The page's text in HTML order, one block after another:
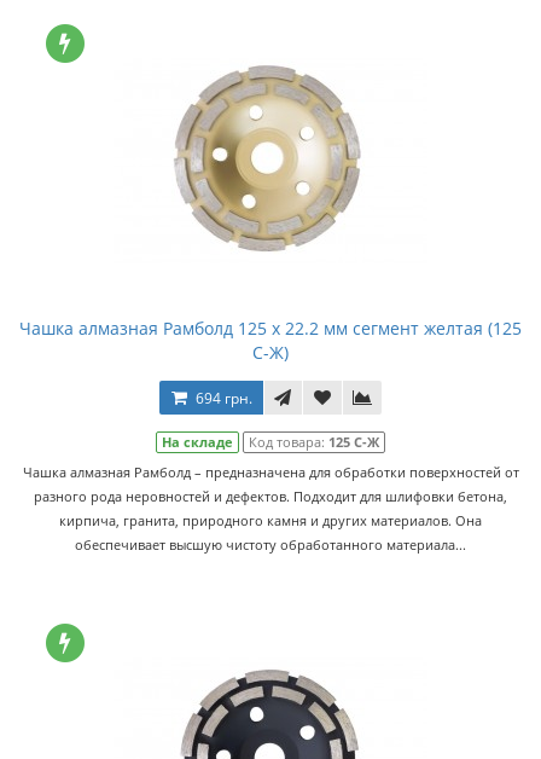
Чашка алмазная Рамболд 125 x 22.2 мм сегмент желтая (125
С-Ж)
694 грн.
На складе Код товара: 125 С-Ж
Чашка алмазная Рамболд – предназначена для обработки поверхностей от
разного рода неровностей и дефектов. Подходит для шлифовки бетона,
кирпича, гранита, природного камня и других материалов. Она
обеспечивает высшую чистоту обработанного материала...